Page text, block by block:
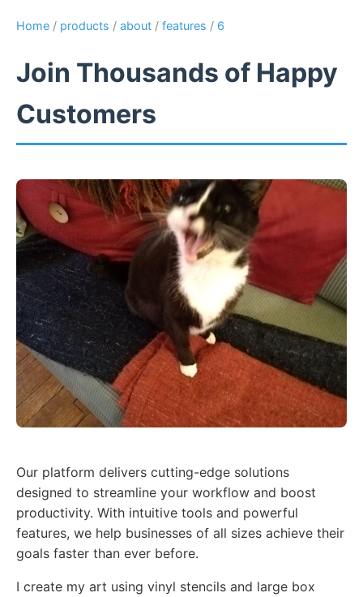
Home / products / about / features / 6
Join Thousands of Happy
Customers
Our platform delivers cutting-edge solutions
designed to streamline your workflow and boost
productivity. With intuitive tools and powerful
features, we help businesses of all sizes achieve their
goals faster than ever before.
I create my art using vinyl stencils and large box